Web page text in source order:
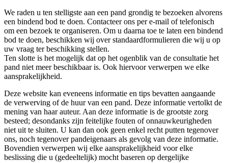
We raden u ten stelligste aan een pand grondig te bezoeken alvorens
een bindend bod te doen. Contacteer ons per e-mail of telefonisch
om een bezoek te organiseren. Om u daarna toe te laten een bindend
bod te doen, beschikken wij over standaardformulieren die wij u op
uw vraag ter beschikking stellen.
Ten slotte is het mogelijk dat op het ogenblik van de consultatie het
pand niet meer beschikbaar is. Ook hiervoor verwerpen we elke
aansprakelijkheid.
Deze website kan eveneens informatie en tips bevatten aangaande
de verwerving of de huur van een pand. Deze informatie vertolkt de
mening van haar auteur. Aan deze informatie is de grootste zorg
besteed; desondanks zijn feitelijke fouten of onnauwkeurigheden
niet uit te sluiten. U kan dan ook geen enkel recht putten tegenover
ons, noch tegenover pandeigenaars als gevolg van deze informatie.
Bovendien verwerpen wij elke aansprakelijkheid voor elke
beslissing die u (gedeeltelijk) mocht baseren op dergelijke